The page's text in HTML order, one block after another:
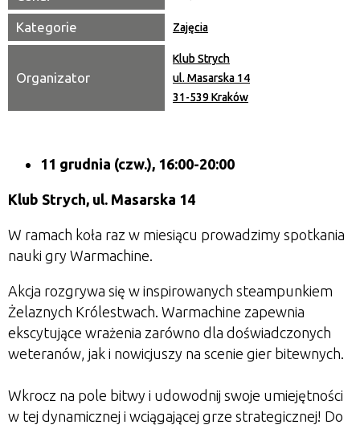
Kategorie Zajęcia
Organizator
Klub Strych
ul. Masarska 14
31-539 Kraków
11 grudnia (czw.), 16:00-20:00
Klub Strych, ul. Masarska 14
W ramach koła raz w miesiącu prowadzimy spotkania
nauki gry Warmachine.
Akcja rozgrywa się w inspirowanych steampunkiem
Żelaznych Królestwach. Warmachine zapewnia
ekscytujące wrażenia zarówno dla doświadczonych
weteranów, jak i nowicjuszy na scenie gier bitewnych.
Wkrocz na pole bitwy i udowodnij swoje umiejętności
w tej dynamicznej i wciągającej grze strategicznej! Do